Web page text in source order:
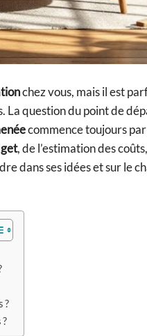
chez vous, mais il est
question du point de
commence toujours
, de l’estimation des
dans ses idées et sur le
?